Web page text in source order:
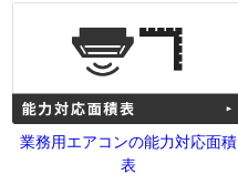
業務用エアコンの能力対応面積
表